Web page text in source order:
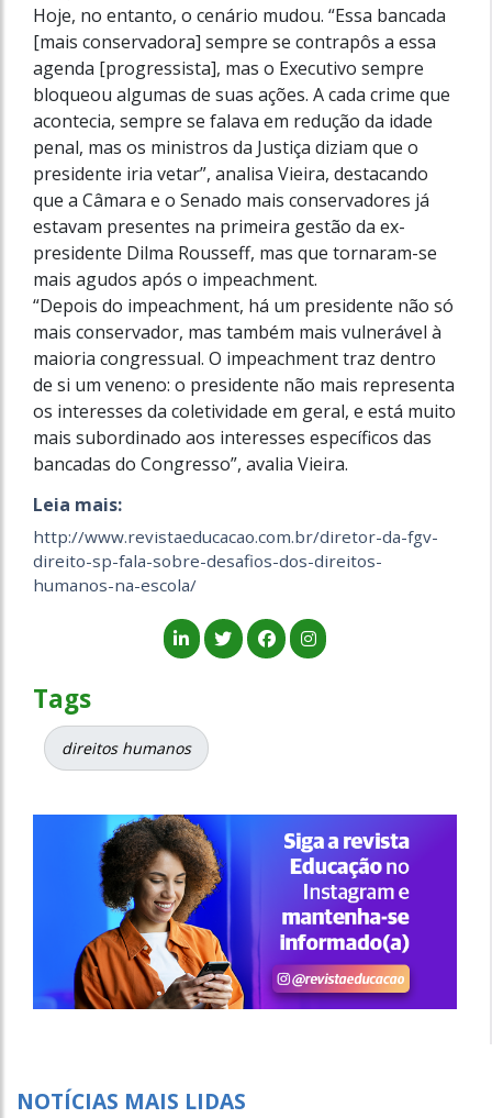
Hoje, no entanto, o cenário mudou. “Essa bancada
[mais conservadora] sempre se contrapôs a essa
agenda [progressista], mas o Executivo sempre
bloqueou algumas de suas ações. A cada crime que
acontecia, sempre se falava em redução da idade
penal, mas os ministros da Justiça diziam que o
presidente iria vetar”, analisa Vieira, destacando
que a Câmara e o Senado mais conservadores já
estavam presentes na primeira gestão da ex-
presidente Dilma Rousseff, mas que tornaram-se
mais agudos após o impeachment.
“Depois do impeachment, há um presidente não só
mais conservador, mas também mais vulnerável à
maioria congressual. O impeachment traz dentro
de si um veneno: o presidente não mais representa
os interesses da coletividade em geral, e está muito
mais subordinado aos interesses específicos das
bancadas do Congresso”, avalia Vieira.
Leia mais:
http://www.revistaeducacao.com.br/diretor-da-fgv-
direito-sp-fala-sobre-desafios-dos-direitos-
humanos-na-escola/
Tags
direitos humanos
NOTÍCIAS MAIS LIDAS